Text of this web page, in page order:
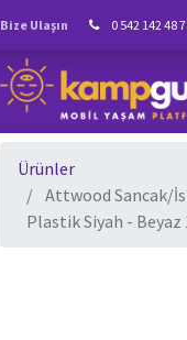
Bize Ulaşın 0 542 142 48
Ürünler
Attwood Sancak/
Plastik Siyah - Beyaz